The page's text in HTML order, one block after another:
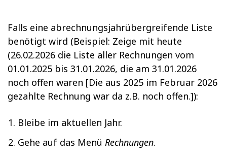
Falls eine abrechnungsjahrübergreifende Liste
benötigt wird (Beispiel: Zeige mit heute
(26.02.2026 die Liste aller Rechnungen vom
01.01.2025 bis 31.01.2026, die am 31.01.2026
noch offen waren [Die aus 2025 im Februar 2026
gezahlte Rechnung war da z.B. noch offen.]):
Bleibe im aktuellen Jahr.
Gehe auf das Menü Rechnungen.